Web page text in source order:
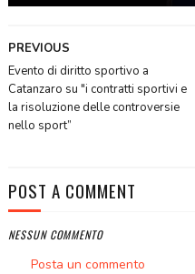
PREVIOUS
Evento di diritto sportivo a
Catanzaro su "i contratti sportivi e
la risoluzione delle controversie
nello sport”
POST A COMMENT
NESSUN COMMENTO
Posta un commento